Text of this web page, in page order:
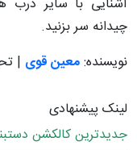
چیدانه سر بزنید.
نویسنده:معین قوی |
لینک پیشنهادی
جدیدترین کالکشن